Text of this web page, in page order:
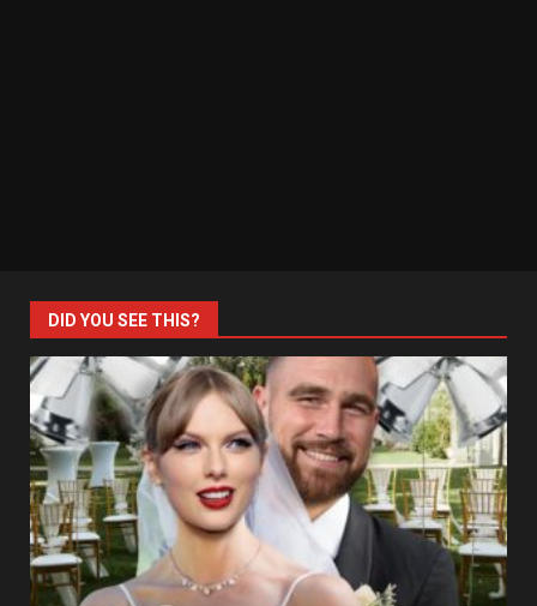
DID YOU SEE THIS?